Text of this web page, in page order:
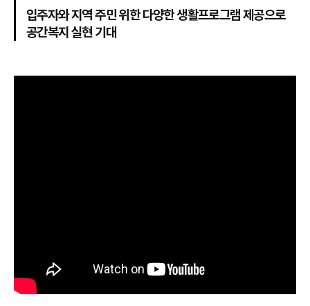
입주자와 지역 주민 위한 다양한 생활프로그램 제공으로
공간복지 실현 기대